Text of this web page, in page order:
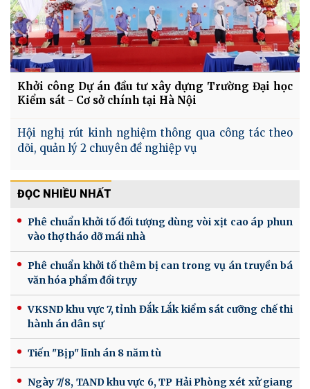
Khởi công Dự án đầu tư xây dựng Trường Đại học
Kiểm sát - Cơ sở chính tại Hà Nội
Hội nghị rút kinh nghiệm thông qua công tác theo
dõi, quản lý 2 chuyên đề nghiệp vụ
ĐỌC NHIỀU NHẤT
Phê chuẩn khởi tố đối tượng dùng vòi xịt cao áp phun
vào thợ tháo dỡ mái nhà
Phê chuẩn khởi tố thêm bị can trong vụ án truyền bá
văn hóa phẩm đồi trụy
VKSND khu vực 7, tỉnh Đắk Lắk kiểm sát cưỡng chế thi
hành án dân sự
Tiến "Bịp" lĩnh án 8 năm tù
Ngày 7/8, TAND khu vực 6, TP Hải Phòng xét xử giang